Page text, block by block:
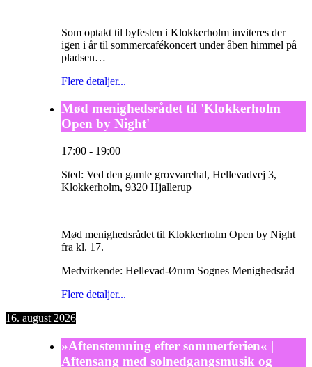
Som optakt til byfesten i Klokkerholm inviteres der
igen i år til sommercafékoncert under åben himmel på
pladsen…
Flere detaljer...
Mød menighedsrådet til 'Klokkerholm
Open by Night'
17:00 - 19:00
Sted: Ved den gamle grovvarehal, Hellevadvej 3,
Klokkerholm, 9320 Hjallerup
Mød menighedsrådet til Klokkerholm Open by Night
fra kl. 17.
Medvirkende: Hellevad-Ørum Sognes Menighedsråd
Flere detaljer...
16. august 2026
»Aftenstemning efter sommerferien« |
Aftensang med solnedgangsmusik og